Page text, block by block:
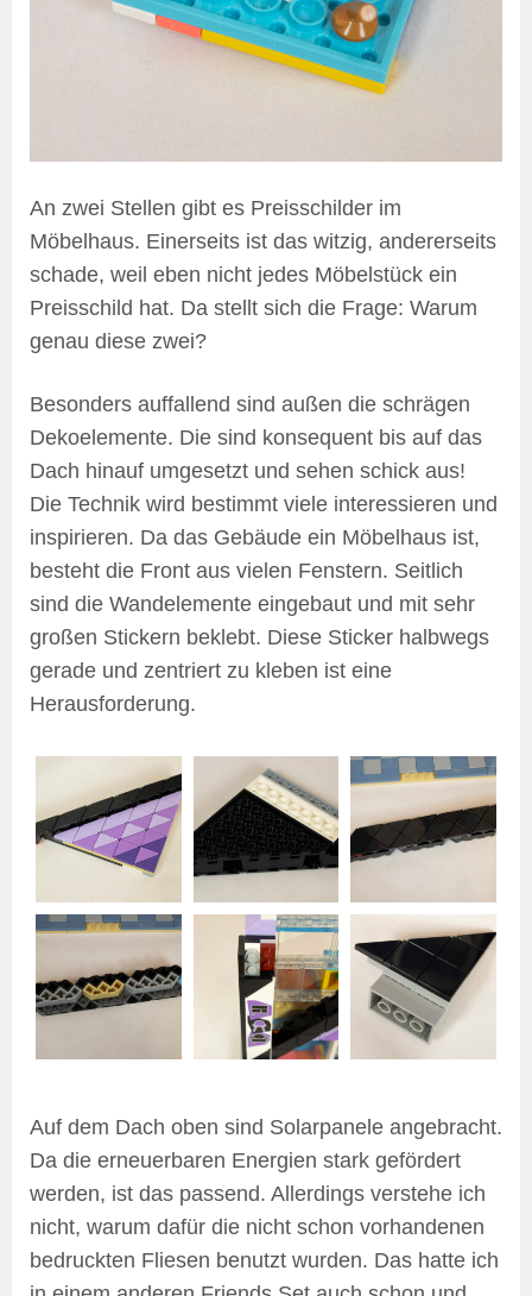
An zwei Stellen gibt es Preisschilder im
Möbelhaus. Einerseits ist das witzig, andererseits
schade, weil eben nicht jedes Möbelstück ein
Preisschild hat. Da stellt sich die Frage: Warum
genau diese zwei?
Besonders auffallend sind außen die schrägen
Dekoelemente. Die sind konsequent bis auf das
Dach hinauf umgesetzt und sehen schick aus!
Die Technik wird bestimmt viele interessieren und
inspirieren. Da das Gebäude ein Möbelhaus ist,
besteht die Front aus vielen Fenstern. Seitlich
sind die Wandelemente eingebaut und mit sehr
großen Stickern beklebt. Diese Sticker halbwegs
gerade und zentriert zu kleben ist eine
Herausforderung.
Auf dem Dach oben sind Solarpanele angebracht.
Da die erneuerbaren Energien stark gefördert
werden, ist das passend. Allerdings verstehe ich
nicht, warum dafür die nicht schon vorhandenen
bedruckten Fliesen benutzt wurden. Das hatte ich